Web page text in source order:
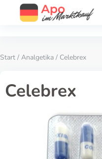
Start / Analgetika / Celebrex
Celebrex